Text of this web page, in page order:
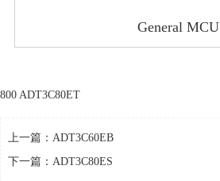
General MCU
800 ADT3C80ET
上一篇： ADT3C60EB
下一篇： ADT3C80ES